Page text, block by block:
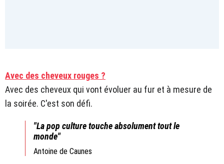
Avec des cheveux rouges ?
Avec des cheveux qui vont évoluer au fur et à mesure de
la soirée. C'est son défi.
"La pop culture touche absolument tout le
monde"
Antoine de Caunes